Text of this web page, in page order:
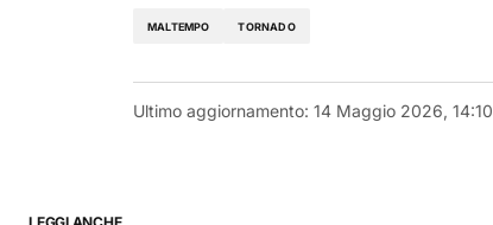
MALTEMPO TORNADO
Ultimo aggiornamento: 14 Maggio 2026, 14:10